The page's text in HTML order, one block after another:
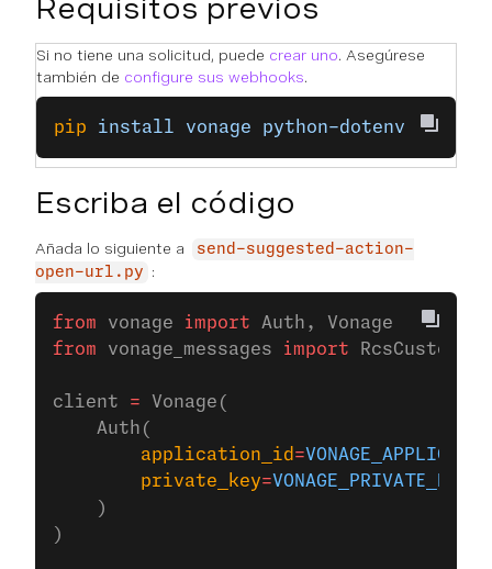
Requisitos previos
Si no tiene una solicitud, puede crear uno. Asegúrese
también de configure sus webhooks.
pip install vonage python-dotenv
Escriba el código
Añada lo siguiente a
send-suggested-action-
open-url.py
:
from vonage import Auth, Vonage
from vonage_messages import RcsCustom
client = Vonage(
    Auth(
        application_id
=
        private_key
=VONAGE_PRIVATE_KEY
    )
)